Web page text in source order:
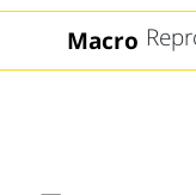
Macro